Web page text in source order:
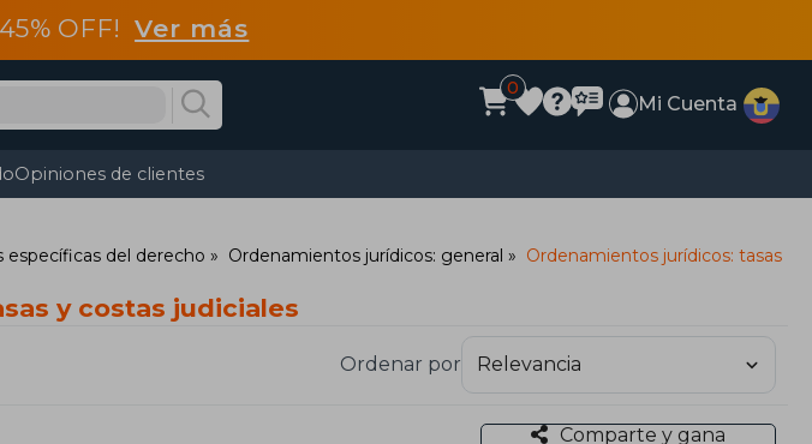
OFF!Ver más
0
Mi Cuenta
Opiniones de clientes
específicas del derecho Ordenamientos jurídicos: general
Ordenamientos jurídicos: tasas
y costas judiciales
Ordenar por
Comparte y gana